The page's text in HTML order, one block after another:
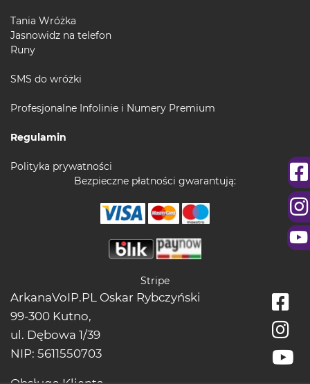
Tania Wróżka
Jasnowidz na telefon
Runy
SMS do wróżki
Profesjonalne Infolinie i Numery Premium
Regulamin
Polityka prywatności
Bezpieczne płatności gwarantują:
Stripe
ArkanaVoIP.PL Oskar Rybczyński
99-300 Kutno,
ul. Dębowa 1/39
NIP: 5611550703